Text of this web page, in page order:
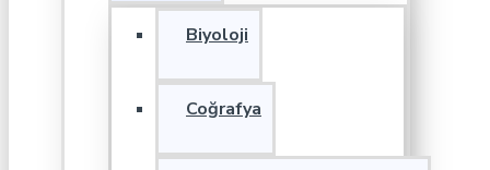
Biyoloji
Coğrafya